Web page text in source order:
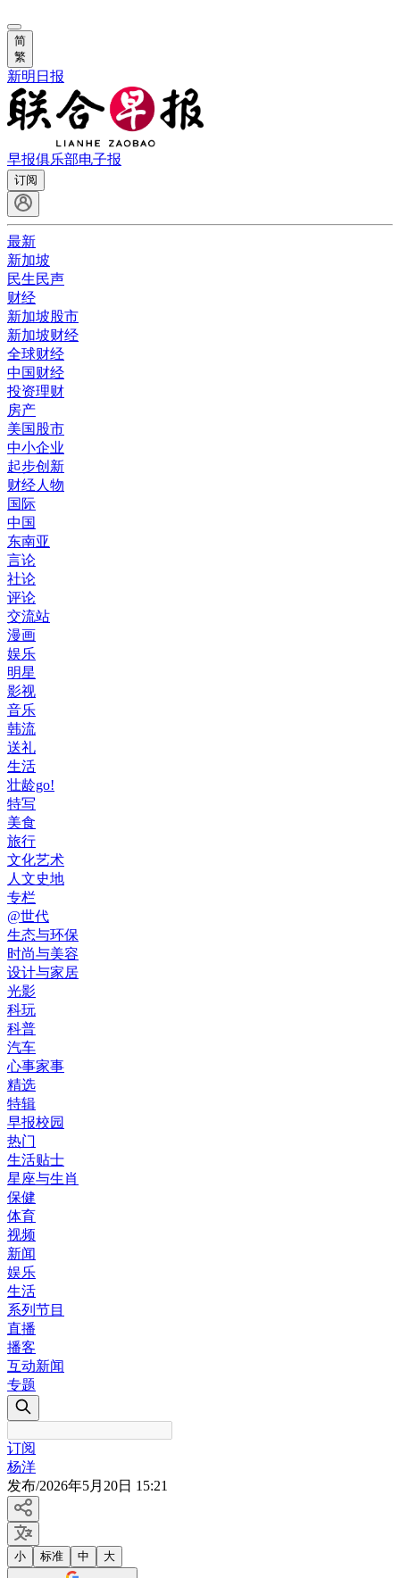
简
繁
新明日报
早报俱乐部电子报
订阅
最新
新加坡
民生民声
财经
新加坡股市
新加坡财经
全球财经
中国财经
投资理财
房产
美国股市
中小企业
起步创新
财经人物
国际
中国
东南亚
言论
社论
评论
交流站
漫画
娱乐
明星
影视
音乐
韩流
送礼
生活
壮龄go!
特写
美食
旅行
文化艺术
人文史地
专栏
@世代
生态与环保
时尚与美容
设计与家居
光影
科玩
科普
汽车
心事家事
精选
特辑
早报校园
热门
生活贴士
星座与生肖
保健
体育
视频
新闻
娱乐
生活
系列节目
直播
播客
互动新闻
专题
订阅
杨洋
发布/2026年5月20日 15:21
小 标准 中 大